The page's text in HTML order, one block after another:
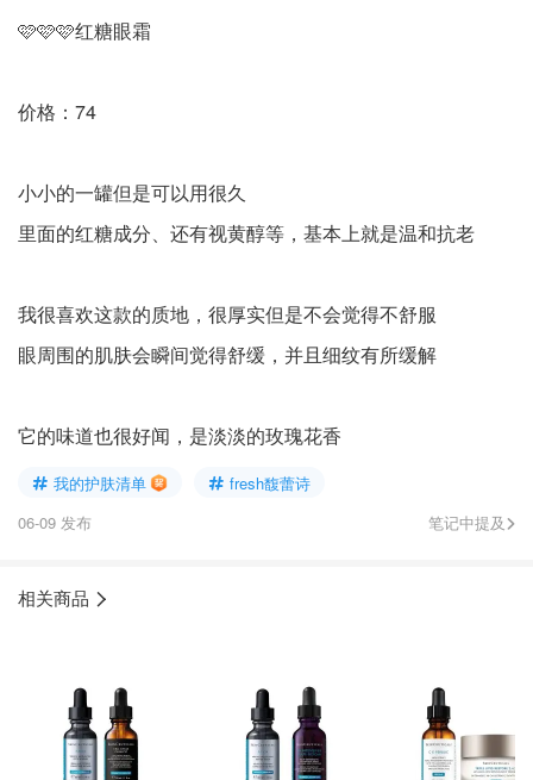
🩷🩷🩷红糖眼霜
价格：74
小小的一罐但是可以用很久
里面的红糖成分、还有视黄醇等，基本上就是温和抗老
我很喜欢这款的质地，很厚实但是不会觉得不舒服
眼周围的肌肤会瞬间觉得舒缓，并且细纹有所缓解
它的味道也很好闻，是淡淡的玫瑰花香
我的护肤清单
fresh馥蕾诗
06-09 发布
笔记中提及
相关商品